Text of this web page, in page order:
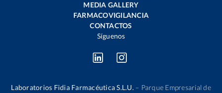
MEDIA GALLERY
FARMACOVIGILANCIA
CONTACTOS
Síguenos
Laboratorios Fidia Farmacéutica S.L.U.– Parque Empresarial de